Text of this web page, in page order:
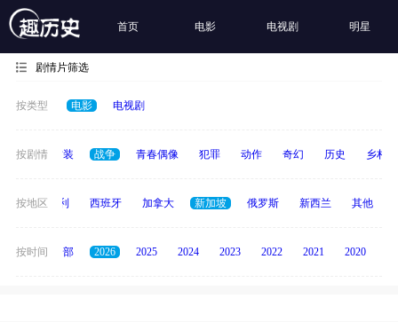
首页 电影 电视剧 明星
剧情片筛选
按类型 电影 电视剧
按剧情
惊悚 古装 战争 青春偶像 犯罪 动作 奇幻 历史 乡村
按地区
度 意大利 西班牙 加拿大 新加坡 俄罗斯 新西兰 其他
按时间 全部 2026 2025 2024 2023 2022 2021 2020